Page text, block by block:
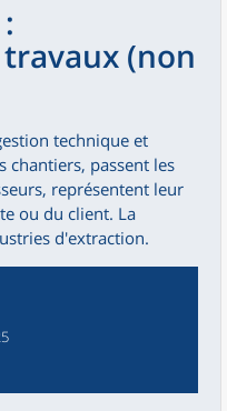
(non
technique et
passent les
représentent leur
ou du client. La
d'extraction.